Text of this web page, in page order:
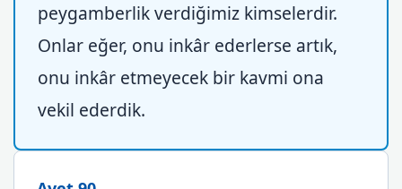
peygamberlik verdiğimiz kimselerdir.
Onlar eğer, onu inkâr ederlerse artık,
onu inkâr etmeyecek bir kavmi ona
vekil ederdik.